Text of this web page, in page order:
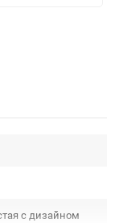
с дизайном